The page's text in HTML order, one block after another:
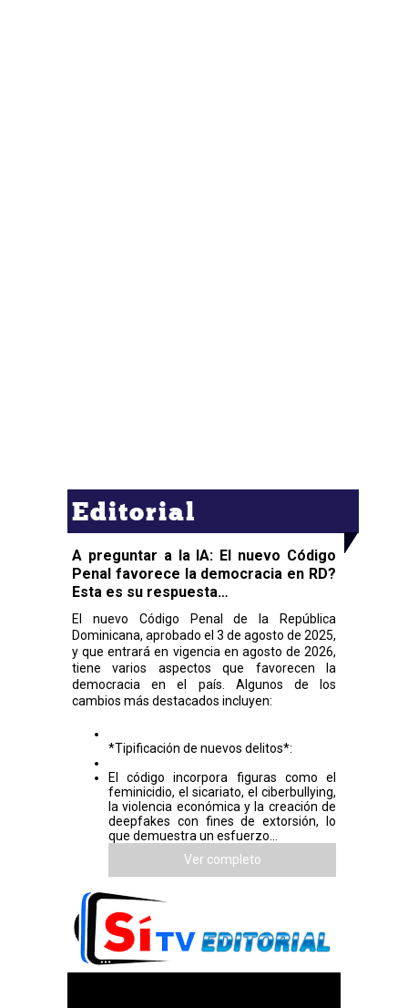
Editorial
A preguntar a la IA: El nuevo Código
Penal favorece la democracia en RD?
Esta es su respuesta…
El nuevo Código Penal de la República
Dominicana, aprobado el 3 de agosto de 2025,
y que entrará en vigencia en agosto de 2026,
tiene varios aspectos que favorecen la
democracia en el país. Algunos de los
cambios más destacados incluyen:
*Tipificación de nuevos delitos*:
El código incorpora figuras como el
feminicidio, el sicariato, el ciberbullying,
la violencia económica y la creación de
deepfakes con fines de extorsión, lo
que demuestra un esfuerzo...
Ver completo